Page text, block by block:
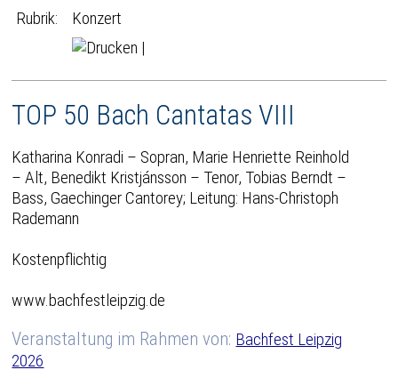
Rubrik:
Konzert
|
TOP 50 Bach Cantatas VIII
Katharina Konradi – Sopran, Marie Henriette Reinhold
– Alt, Benedikt Kristjánsson – Tenor, Tobias Berndt –
Bass, Gaechinger Cantorey; Leitung: Hans-Christoph
Rademann
Kostenpflichtig
www.bachfestleipzig.de
Veranstaltung im Rahmen von: Bachfest Leipzig
2026